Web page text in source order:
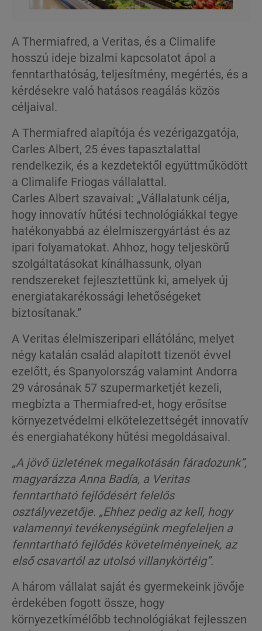
A Thermiafred, a Veritas, és a Climalife
hosszú ideje bizalmi kapcsolatot ápol a
fenntarthatóság, teljesítmény, megértés, és a
kérdésekre való hatásos reagálás közös
céljaival.
A Thermiafred alapítója és vezérigazgatója,
Carles Albert, 25 éves tapasztalattal
rendelkezik, és a kezdetektől együttműködött
a Climalife Friogas vállalattal.
Carles Albert szavaival: „Vállalatunk célja,
hogy innovatív hűtési technológiákkal tegye
hatékonyabbá az élelmiszergyártást és az
ipari folyamatokat. Ahhoz, hogy teljeskörű
szolgáltatásokat kínálhassunk, olyan
rendszereket fejlesztettünk ki, amelyek új
energiatakarékossági lehetőségeket
biztosítanak.”
A Veritas élelmiszeripari ellátólánc, melyet
négy katalán család alapított tizenöt évvel
ezelőtt, és Spanyolország valamint Andorra
29 városának 57 szupermarketjét kezeli,
megbízta a Thermiafred-et, hogy erősítse
környezetvédelmi elkötelezettségét innovatív
és energiahatékony hűtési megoldásaival.
„A jövő üzletének megalkotásán fáradozunk”,
magyarázza Anna Badía, a Veritas
fenntartható fejlődésért felelős
osztályvezetője. „Ehhez pedig az kell, hogy
valamennyi tevékenységünk megfeleljen a
fenntartható fejlődés követelményeinek, az
első csavartól az utolsó villanykörtéig”.
A három vállalat saját és gyermekeink jövője
érdekében fogott össze, hogy
környezetkímélőbb technológiákat fejlesszen